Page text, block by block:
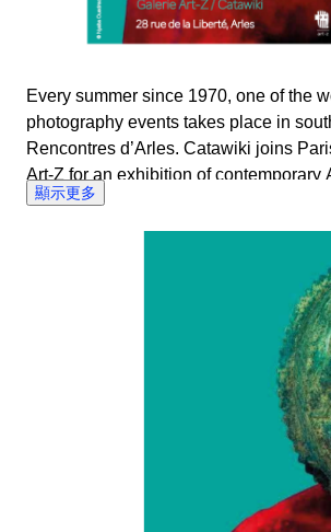
Every summer since 1970, one of the
photography events takes place in
Rencontres d’Arles. Catawiki joins
Art-Z for an exhibition of contemporary
photography. In tandem with the physical event,
photography enthusiasts can view and
phenomenal selection of work -
‘Dakar la Nuit’ by Senegalese
Deme, and sought-after works by the
顯示更多